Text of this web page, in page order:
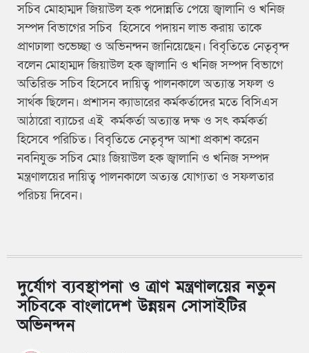
সচিব মোহাম্মদ জিয়াউল হক পদোন্নতি পেয়ে জ্বালানি ও খনিজ
সম্পদ বিভাগের সচিব হিসেবে পদায়ন লাভ করায় তাকে
প্রাণঢালা শুভেচ্ছা ও অভিনন্দন জানিয়েছেন। বিবৃতিতে নেতৃবৃন্দ
বলেন মোহাম্মদ জিয়াউল হক জ্বালানি ও খনিজ সম্পদ বিভাগে
অতিরিক্ত সচিব হিসেবে দায়িত্ব পালনকালে অত্যান্ত সফল ও
সার্থক ছিলেন। প্রশাসন ক্যাডারের কর্মকর্তাদের মতে বিসিএস
আঠারো ব্যাচের এই কর্মকর্তা অত্যান্ত দক্ষ ও সৎ কর্মকর্তা
হিসেবে পরিচিত। বিবৃতিতে নেতৃবৃন্দ আশা প্রকাশ করেন
নবনিযুক্ত সচিব মোঃ জিয়াউল হক জ্বালানি ও খনিজ সম্পদ
মন্ত্রণালয়ের দায়িত্ব পালনকালে অত্যন্ত যোগ্যতা ও সফলতার
পরিচয় দিবেন।
দুর্যোগ ব্যবস্থাপনা ও ত্রাণ মন্ত্রণালয়ের নতুন
সচিবকে বাংলাদেশ উন্নয়ন সোসাইটির
অভিনন্দন